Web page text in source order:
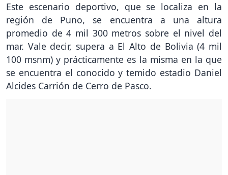
Este escenario deportivo, que se localiza en la
región de Puno, se encuentra a una altura
promedio de 4 mil 300 metros sobre el nivel del
mar. Vale decir, supera a El Alto de Bolivia (4 mil
100 msnm) y prácticamente es la misma en la que
se encuentra el conocido y temido estadio Daniel
Alcides Carrión de Cerro de Pasco.